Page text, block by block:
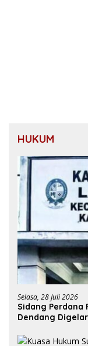
HUKUM
Selasa, 28 Juli 2026
Sidang Perdana
Dendang